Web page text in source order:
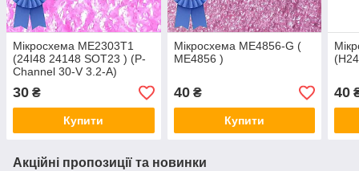
Мікросхема ME2303T1
(24I48 24148 SOT23 ) (P-
Channel 30-V 3.2-A)
30 ₴
Купити
Мікросхема ME4856-G (
ME4856 )
40₴
Купити
40
Акційні пропозиції та новинки